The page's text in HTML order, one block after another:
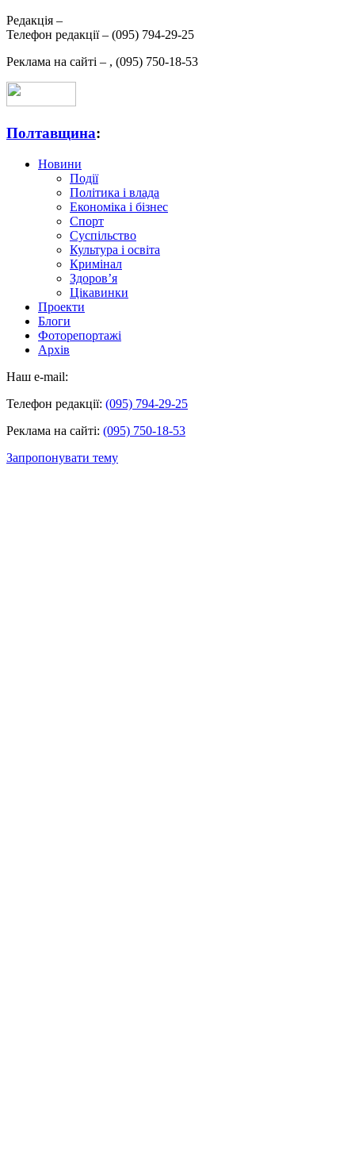
Редакція –
Телефон редакції – (095) 794-29-25
Реклама на сайті – , (095) 750-18-53
Полтавщина:
Новини
Події
Політика і влада
Економіка і бізнес
Спорт
Суспільство
Культура і освіта
Кримінал
Здоров’я
Цікавинки
Проекти
Блоги
Фоторепортажі
Архів
Наш e-mail:
Телефон редакції: (095) 794-29-25
Реклама на сайті: (095) 750-18-53
Запропонувати тему